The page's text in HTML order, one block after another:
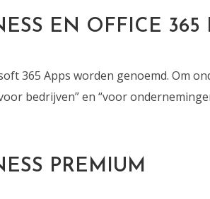
EN OFFICE 365
365 Apps worden genoemd. Om
bedrijven” en “voor
PREMIUM